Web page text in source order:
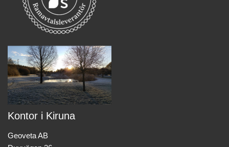
Kontor i Kiruna
Geoveta AB